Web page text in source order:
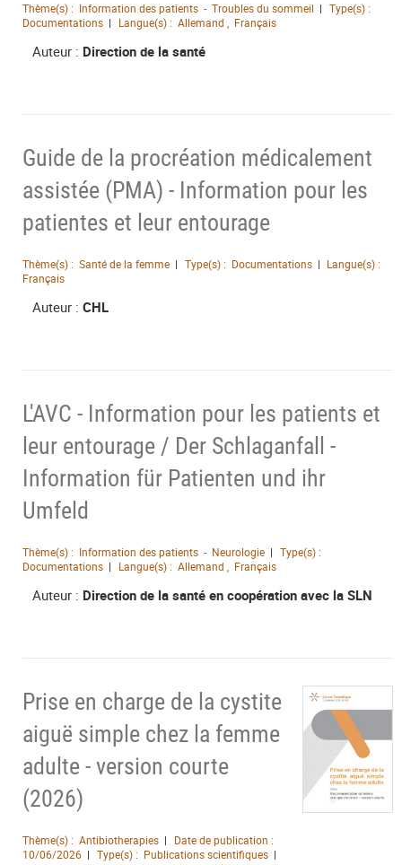
Thème(s) : Information des patients - Troubles du sommeil
Type(s) :
Documentations
Langue(s) : Allemand , Français
Auteur : Direction de la santé
Guide de la procréation médicalement
assistée (PMA) - Information pour les
patientes et leur entourage
Thème(s) : Santé de la femme Type(s) : Documentations
Langue(s) :
Français
Auteur : CHL
L'AVC - Information pour les patients et
leur entourage / Der Schlaganfall -
Information für Patienten und ihr
Umfeld
Thème(s) : Information des patients - Neurologie
Type(s) :
Documentations
Langue(s) : Allemand , Français
Auteur : Direction de la santé en coopération avec la SLN
Prise en charge de la cystite
aiguë simple chez la femme
adulte - version courte
(2026)
Thème(s) : Antibiotherapies
Date de publication :
10/06/2026
Type(s) : Publications scientifiques